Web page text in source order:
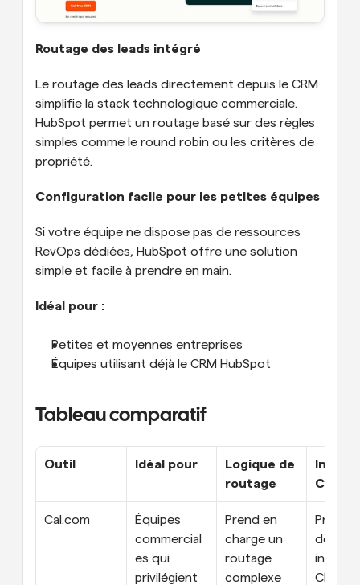
Routage des leads intégré
Le routage des leads directement depuis le CRM
simplifie la stack technologique commerciale.
HubSpot permet un routage basé sur des règles
simples comme le round robin ou les critères de
propriété.
Configuration facile pour les petites équipes
Si votre équipe ne dispose pas de ressources
RevOps dédiées, HubSpot offre une solution
simple et facile à prendre en main.
Idéal pour :
Petites et moyennes entreprises
Équipes utilisant déjà le CRM HubSpot
Tableau comparatif
Outil Idéal pour
Logique de
routage
CRM
Cal.com
Équipes
commercial
es qui
privilégient
Prend en
charge un
routage
complexe
des
CRM de